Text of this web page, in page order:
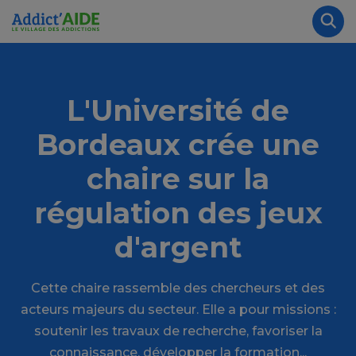
Aller au contenu principal
L'Université de
Bordeaux crée une
chaire sur la
régulation des jeux
d'argent
Cette chaire rassemble des chercheurs et des
acteurs majeurs du secteur. Elle a pour missions :
soutenir les travaux de recherche, favoriser la
connaissance, développer la formation...
Panneau de gestion des cookies